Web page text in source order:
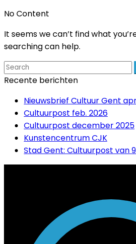
No Content
It seems we can’t find what
searching can help.
Recente berichten
Nieuwsbrief Cultuur Gent
Cultuurpost feb. 2026
Cultuurpost december 2025
Kunstencentrum CJK
Stad Gent: Cultuurpost van